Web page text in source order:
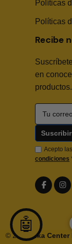
Políticas
Políticas
Recibe
en
productos.
Acepto las
condiciones
© 2026 Sika
🤖
¿Necesitas